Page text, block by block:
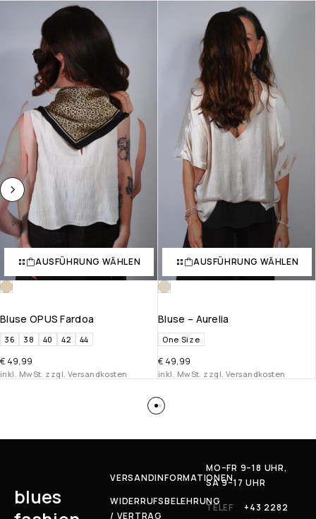
AUSFÜHRUNG WÄHLEN
Bluse OPUS Fardoa
36 38 40 42 44
€ 49,99
inkl. MwSt. zzgl. Versandkosten
AUSFÜHRUNG WÄHLEN
Bluse – Aurelia
One Size
€ 49,99
inkl. MwSt. zzgl. Versandkosten
blues
VERSANDINFORMATIONEN
WIDERRUFSBELEHRUNG
/ VERTRAG
MO–FR 9–18 UHR,
SA 9–17 UHR
TELEF
+43 2282